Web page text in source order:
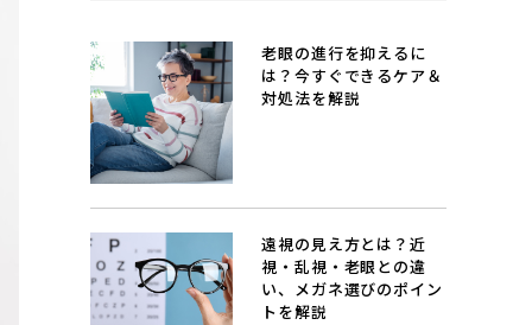
老眼の進行を抑えるに
は？今すぐできるケア＆
対処法を解説
遠視の見え方とは？近
視・乱視・老眼との違
い、メガネ選びのポイン
トを解説